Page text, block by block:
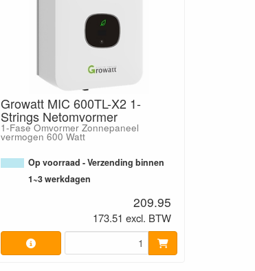
Growatt MIC 600TL-X2 1-
Strings Netomvormer
1-Fase Omvormer Zonnepaneel
vermogen 600 Watt
Op voorraad - Verzending binnen
1~3 werkdagen
209.95
173.51 excl. BTW